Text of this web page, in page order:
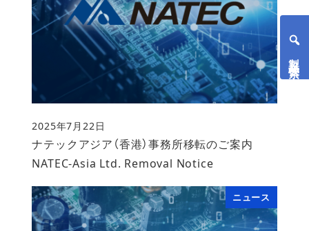
ナテックアジア（香港）事務所移転のご案内
NATEC-Asia Ltd. Removal Notice
投稿日
2025年7月22日
ニュース